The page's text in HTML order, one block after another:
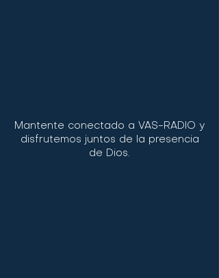
Mantente conectado a VAS-RADIO y
disfrutemos juntos de la presencia
de Dios.